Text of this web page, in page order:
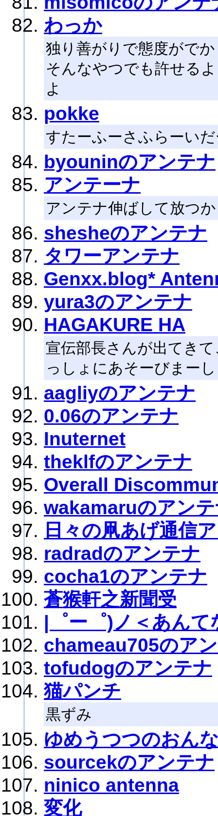
わっか
独り善がりで態度がで
そんなやつでも許せる
よ
pokke
すたーふーさふらーい
byouninのアンテナ
アンテーナ
アンテナ伸ばして放つ
shesheのアンテナ
タワーアンテナ
Genxx.blog*
yura3のアンテナ
HAGAKURE HA
宣伝部長さんが出てき
っしょにあそーびまー
aagliyのアンテナ
0.06のアンテナ
Inuternet
theklfのアンテナ
Overall
wakamaruのアン
日々の凧あげ通信
radradのアンテナ
cocha1のアンテナ
蒼猴軒之新聞受
|゜ー゜)ノ＜あんて
chameau705のア
tofudogのアンテナ
猫パンチ
黒ずみ
ゆめうつつのおん
sourcekのアンテナ
ninico antenna
変化